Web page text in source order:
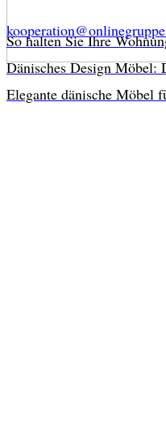
So halten Sie Ihre
Dänisches Design Möbel:
Elegante dänische Möbel